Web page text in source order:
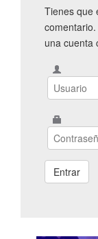
Tienes que
una cuenta